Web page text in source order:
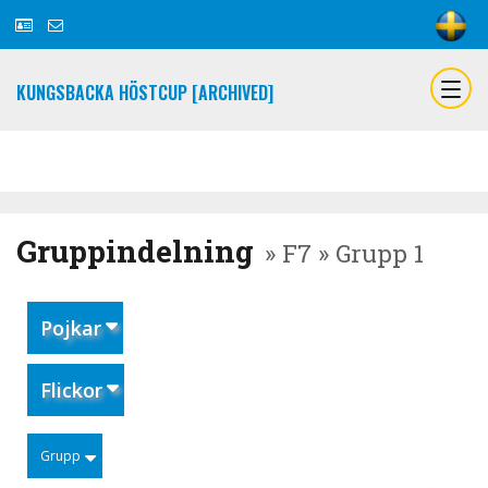
KUNGSBACKA HÖSTCUP [ARCHIVED]
Gruppindelning » F7 » Grupp 1
Pojkar
Flickor
Grupp